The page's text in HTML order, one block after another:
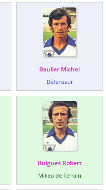
Baulier Michel
Défenseur
Buigues Robert
Milieu de Terrain